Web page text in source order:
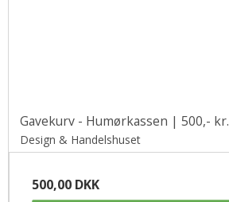
Gavekurv - Humørkassen | 500,- kr.
Design & Handelshuset
500,00 DKK